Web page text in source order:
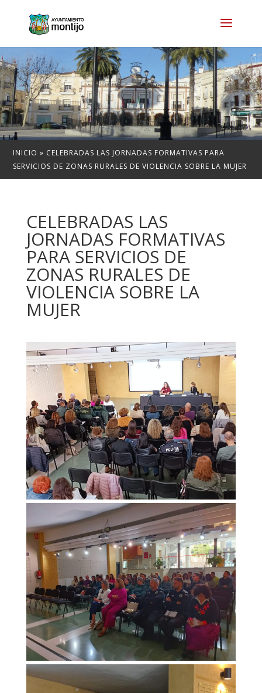
INICIO » CELEBRADAS LAS JORNADAS FORMATIVAS PARA
SERVICIOS DE ZONAS RURALES DE VIOLENCIA SOBRE LA MUJER
CELEBRADAS LAS
JORNADAS FORMATIVAS
PARA SERVICIOS DE
ZONAS RURALES DE
VIOLENCIA SOBRE LA
MUJER